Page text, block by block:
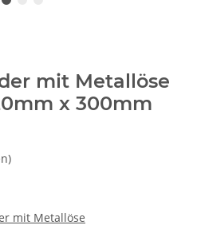
mit Metallöse
x 300mm
mit Metallöse